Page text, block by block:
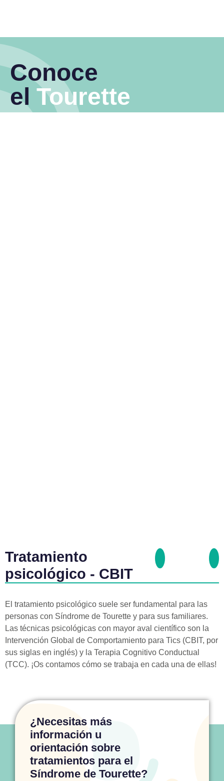
Conoce
el Tourette
Tratamiento
psicológico - CBIT
El tratamiento psicológico suele ser fundamental para las
personas con Síndrome de Tourette y para sus familiares.
Las técnicas psicológicas con mayor aval científico son la
Intervención Global de Comportamiento para Tics (CBIT, por
sus siglas en inglés) y la Terapia Cognitivo Conductual
(TCC). ¡Os contamos cómo se trabaja en cada una de ellas!
¿Necesitas más
información u
orientación sobre
tratamientos para el
Síndrome de Tourette?